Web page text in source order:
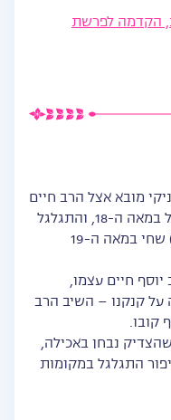
הקדמה לפרשת
במאה ה-17 בסלוניקי מובא אצל הרב חיים
דוד אזולאי (חיד"א) שחי בארץ ישראל במאה ה-18, והתגלגל
לידיו של הרב יוסף חיים (בן איש חי) שחי במאה ה-19
חיים עצמו,
קנקנו – השיב הרב
קובו.
נבחן באכילה,
התגלגל במקומות